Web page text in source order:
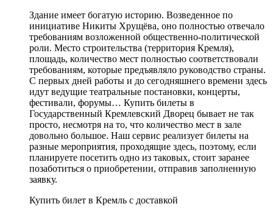
Здание имеет богатую историю. Возведенное по
инициативе Никиты Хрущёва, оно полностью отвечало
требованиям возложенной общественно-политической
роли. Место строительства (территория Кремля),
площадь, количество мест полностью соответствовали
требованиям, которые предъявляло руководство страны.
С первых дней работы и до сегодняшнего времени здесь
идут ведущие театральные постановки, концерты,
фестивали, форумы… Купить билеты в
Государственный Кремлевский Дворец бывает не так
просто, несмотря на то, что количество мест в зале
довольно большое. Наш сервис реализует билеты на
разные мероприятия, проходящие здесь, поэтому, если
планируете посетить одно из таковых, стоит заранее
позаботиться о приобретении, отправив заполненную
заявку.
Купить билет в Кремль с доставкой